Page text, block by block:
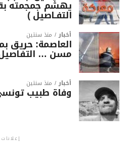
يهشّم جمجمته
التفـاصيل )
أخبار منذ سنتين
العاصمة: حريق
مسن …
أخبار منذ سنتين
وفاة طبيب
إعلانات